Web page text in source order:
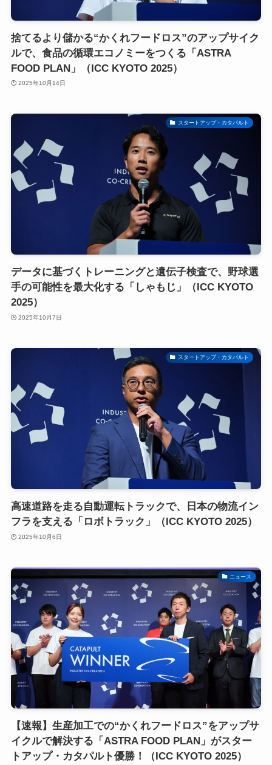
捨てるより儲かる“かくれフードロス”のアップサイク
ルで、食品の循環エコノミーをつくる「ASTRA
FOOD PLAN」（ICC KYOTO 2025）
2025年10月14日
スタートアップ・カタパルト
データに基づくトレーニングと遺伝子検査で、野球選
手の可能性を最大化する「しゃもじ」（ICC KYOTO
2025）
2025年10月7日
スタートアップ・カタパルト
高速道路を走る自動運転トラックで、日本の物流イン
フラを支える「ロボトラック」（ICC KYOTO 2025）
2025年10月6日
ニュース
【速報】生産加工での“かくれフードロス”をアップサ
イクルで解決する「ASTRA FOOD PLAN」がスター
トアップ・カタパルト優勝！（ICC KYOTO 2025）